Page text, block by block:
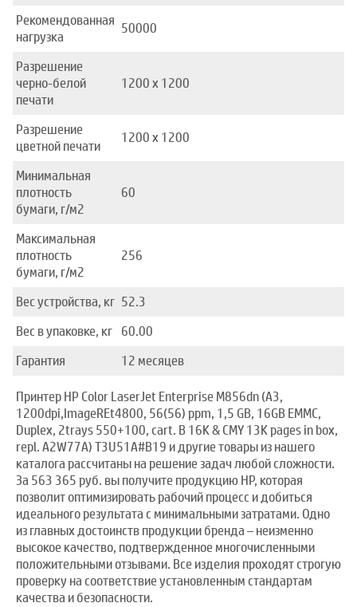
Рекомендованная
нагрузка
50000
Разрешение
черно-белой
печати
1200 x 1200
Разрешение
цветной печати
1200 x 1200
Минимальная
плотность
бумаги, г/м2
60
Максимальная
плотность
бумаги, г/м2
256
Вес устройства, кг 52.3
Вес в упаковке, кг 60.00
Гарантия
12 месяцев
Принтер HP Color LaserJet Enterprise M856dn (A3,
1200dpi,ImageREt4800, 56(56) ppm, 1,5 GB, 16GB EMMC,
Duplex, 2trays 550+100, cart. B 16K & CMY 13K pages in box,
repl. A2W77A) T3U51A#B19 и другие товары из нашего
каталога рассчитаны на решение задач любой сложности.
За 563 365 руб. вы получите продукцию HP, которая
позволит оптимизировать рабочий процесс и добиться
идеального результата с минимальными затратами. Одно
из главных достоинств продукции бренда – неизменно
высокое качество, подтвержденное многочисленными
положительными отзывами. Все изделия проходят строгую
проверку на соответствие установленным стандартам
качества и безопасности.